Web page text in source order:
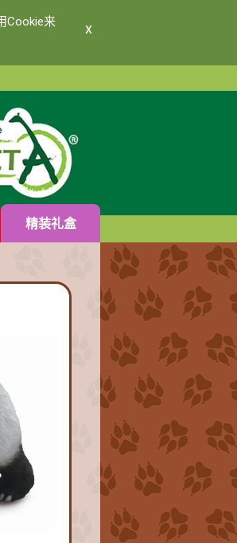
Cookie来
x
精装礼盒